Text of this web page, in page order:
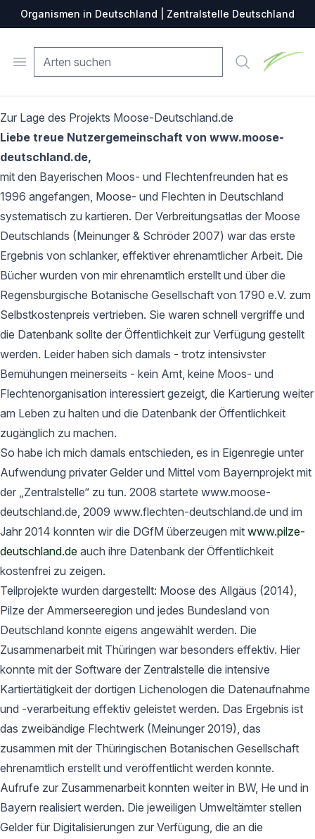
Organismen in Deutschland | Zentralstelle Deutschland
Open menu Suche
Zur Lage des Projekts Moose-Deutschland.de
Liebe treue Nutzergemeinschaft von www.moose-
deutschland.de,
mit den Bayerischen Moos- und Flechtenfreunden hat es
1996 angefangen, Moose- und Flechten in Deutschland
systematisch zu kartieren. Der Verbreitungsatlas der Moose
Deutschlands (Meinunger & Schröder 2007) war das erste
Ergebnis von schlanker, effektiver ehrenamtlicher Arbeit. Die
Bücher wurden von mir ehrenamtlich erstellt und über die
Regensburgische Botanische Gesellschaft von 1790 e.V. zum
Selbstkostenpreis vertrieben. Sie waren schnell vergriffe und
die Datenbank sollte der Öffentlichkeit zur Verfügung gestellt
werden. Leider haben sich damals - trotz intensivster
Bemühungen meinerseits - kein Amt, keine Moos- und
Flechtenorganisation interessiert gezeigt, die Kartierung weiter
am Leben zu halten und die Datenbank der Öffentlichkeit
zugänglich zu machen.
So habe ich mich damals entschieden, es in Eigenregie unter
Aufwendung privater Gelder und Mittel vom Bayernprojekt mit
der „Zentralstelle“ zu tun. 2008 startete www.moose-
deutschland.de, 2009 www.flechten-deutschland.de und im
Jahr 2014 konnten wir die DGfM überzeugen mit www.pilze-
deutschland.de auch ihre Datenbank der Öffentlichkeit
kostenfrei zu zeigen.
Teilprojekte wurden dargestellt: Moose des Allgäus (2014),
Pilze der Ammerseeregion und jedes Bundesland von
Deutschland konnte eigens angewählt werden. Die
Zusammenarbeit mit Thüringen war besonders effektiv. Hier
konnte mit der Software der Zentralstelle die intensive
Kartiertätigkeit der dortigen Lichenologen die Datenaufnahme
und -verarbeitung effektiv geleistet werden. Das Ergebnis ist
das zweibändige Flechtwerk (Meinunger 2019), das
zusammen mit der Thüringischen Botanischen Gesellschaft
ehrenamtlich erstellt und veröffentlicht werden konnte.
Aufrufe zur Zusammenarbeit konnten weiter in BW, He und in
Bayern realisiert werden. Die jeweiligen Umweltämter stellen
Gelder für Digitalisierungen zur Verfügung, die an die